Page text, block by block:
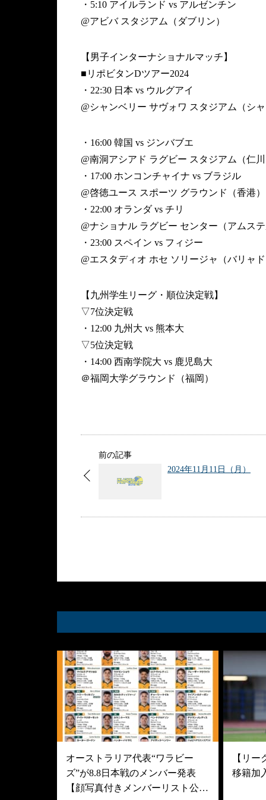
・5:10 アイルランド vs アルゼンチン
@アビバ スタジアム（ダブリン）
【男子インターナショナルマッチ】
■リポビタンDツアー2024
・22:30 日本 vs ウルグアイ
@シャンベリー サヴォワ スタジアム（シャ
・16:00 韓国 vs ジンバブエ
@南洞アシアド ラグビー スタジアム（仁川
・17:00 ホンコンチャイナ vs ブラジル
@啓徳ユース スポーツ グラウンド（香港）
・22:00 オランダ vs チリ
@ナショナル ラグビー センター（アムステ
・23:00 スペイン vs フィジー
@エスタディオ ホセ ソリージャ（バリャド
【九州学生リーグ・順位決定戦】
▽7位決定戦
・12:00 九州大 vs 熊本大
▽5位決定戦
・14:00 西南学院大 vs 鹿児島大
＠福岡大学グラウンド（福岡）
前の記事
2024年11月11日（月）
オーストラリア代表“ワラビー
ズ”が8.8日本戦のメンバー発表
【顔写真付きメンバーリスト公…
【リー
移籍加